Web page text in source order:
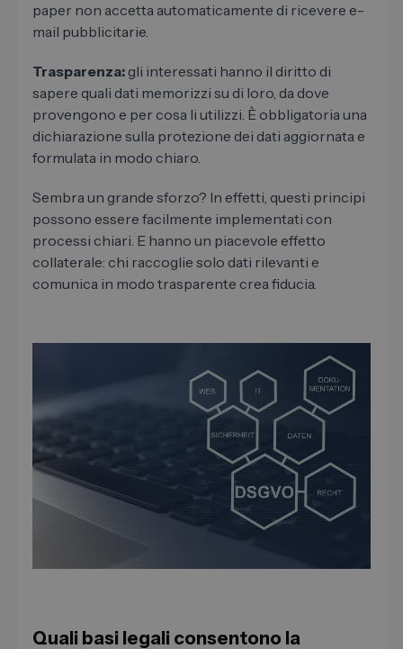
paper non accetta automaticamente di ricevere e-
mail pubblicitarie.
Trasparenza: gli interessati hanno il diritto di
sapere quali dati memorizzi su di loro, da dove
provengono e per cosa li utilizzi. È obbligatoria una
dichiarazione sulla protezione dei dati aggiornata e
formulata in modo chiaro.
Sembra un grande sforzo? In effetti, questi principi
possono essere facilmente implementati con
processi chiari. E hanno un piacevole effetto
collaterale: chi raccoglie solo dati rilevanti e
comunica in modo trasparente crea fiducia.
Quali basi legali consentono la